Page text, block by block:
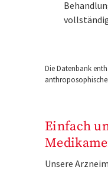
Die Datenbank
Einfach
Unsere